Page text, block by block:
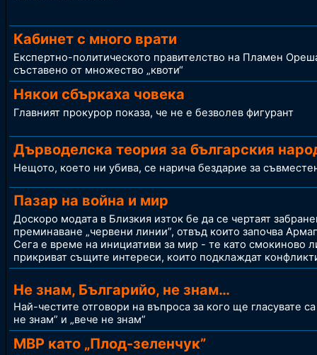
Кабинет с много врати
Експертно-политическото правителство на Пламен
съставено от множество „квоти“
Някои сбъркаха човека
Главният прокурор показа, че не е безволев фигурант
Дърводелска теория за българския
Нещото, което ни убива, се нарича бездарие за
Пазар на война и мир
Доскоро модата в Близкия изток бе да се чертаят
преминаване „червени линии”, отвъд които започва
Сега е време на инициативи за мир - те като смокиново
прикриват същите интереси, които подклаждат
Не знам, Българийо, не знам…
Най-честите отговори на въпроса за кого ще гласувате
не знам” и „вече не знам”
МВР като „Плод-зеленчук”